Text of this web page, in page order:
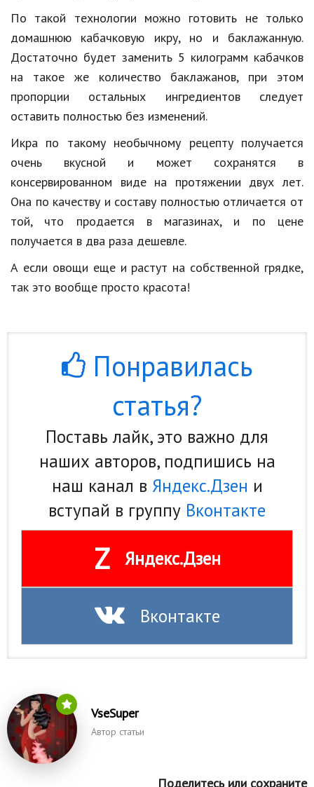
По такой технологии можно готовить не только
домашнюю кабачковую икру, но и баклажанную.
Достаточно будет заменить 5 килограмм кабачков
на такое же количество баклажанов, при этом
пропорции остальных ингредиентов следует
оставить полностью без изменений.
Икра по такому необычному рецепту получается
очень вкусной и может сохранятся в
консервированном виде на протяжении двух лет.
Она по качеству и составу полностью отличается от
той, что продается в магазинах, и по цене
получается в два раза дешевле.
А если овощи еще и растут на собственной грядке,
так это вообще просто красота!
Понравилась
статья?
Поставь лайк, это важно для
наших авторов, подпишись на
наш канал в Яндекс.Дзен и
вступай в группу Вконтакте
Z Яндекс.Дзен
Вконтакте
VseSuper
Автор статьи
Поделитесь или сохраните